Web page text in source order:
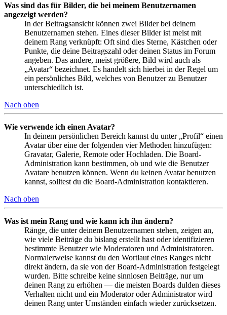
Was sind das für Bilder, die bei meinem Benutzernamen
angezeigt werden?
In der Beitragsansicht können zwei Bilder bei deinem
Benutzernamen stehen. Eines dieser Bilder ist meist mit
deinem Rang verknüpft: Oft sind dies Sterne, Kästchen oder
Punkte, die deine Beitragszahl oder deinen Status im Forum
angeben. Das andere, meist größere, Bild wird auch als
„Avatar“ bezeichnet. Es handelt sich hierbei in der Regel um
ein persönliches Bild, welches von Benutzer zu Benutzer
unterschiedlich ist.
Nach oben
Wie verwende ich einen Avatar?
In deinem persönlichen Bereich kannst du unter „Profil“ einen
Avatar über eine der folgenden vier Methoden hinzufügen:
Gravatar, Galerie, Remote oder Hochladen. Die Board-
Administration kann bestimmen, ob und wie die Benutzer
Avatare benutzen können. Wenn du keinen Avatar benutzen
kannst, solltest du die Board-Administration kontaktieren.
Nach oben
Was ist mein Rang und wie kann ich ihn ändern?
Ränge, die unter deinem Benutzernamen stehen, zeigen an,
wie viele Beiträge du bislang erstellt hast oder identifizieren
bestimmte Benutzer wie Moderatoren und Administratoren.
Normalerweise kannst du den Wortlaut eines Ranges nicht
direkt ändern, da sie von der Board-Administration festgelegt
wurden. Bitte schreibe keine sinnlosen Beiträge, nur um
deinen Rang zu erhöhen — die meisten Boards dulden dieses
Verhalten nicht und ein Moderator oder Administrator wird
deinen Rang unter Umständen einfach wieder zurücksetzen.